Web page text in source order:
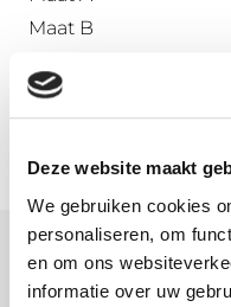
Deze website maakt
We gebruiken cookies
personaliseren, om
en om ons
informatie over uw
Maat B
Maat D